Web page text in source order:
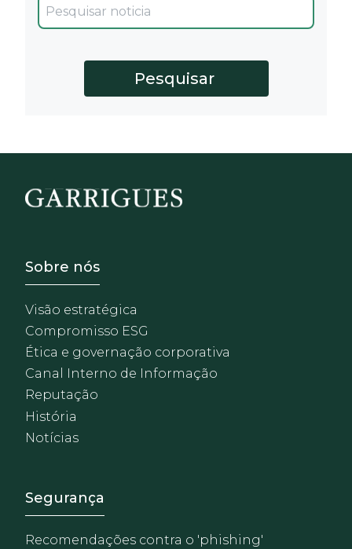
Footer - Sobre Nosotros
Sobre nós
Visão estratégica
Compromisso ESG
Ética e governação corporativa
Canal Interno de Informação
Reputação
História
Notícias
Footer - Extranet y
Segurança
Recomendações contra o 'phishing'